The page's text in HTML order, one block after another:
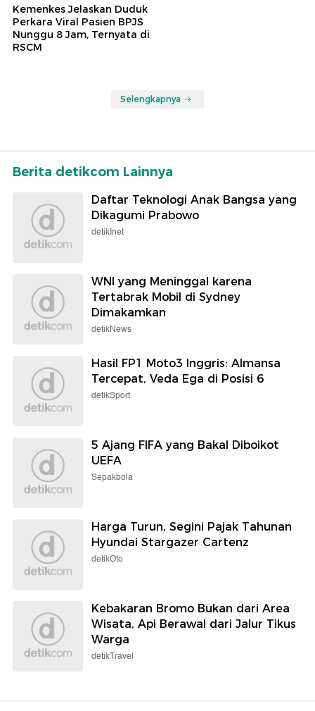
Kemenkes Jelaskan Duduk
Perkara Viral Pasien BPJS
Nunggu 8 Jam, Ternyata di
RSCM
Selengkapnya
Berita detikcom Lainnya
Daftar Teknologi Anak Bangsa yang
Dikagumi Prabowo
detikInet
WNI yang Meninggal karena
Tertabrak Mobil di Sydney
Dimakamkan
detikNews
Hasil FP1 Moto3 Inggris: Almansa
Tercepat, Veda Ega di Posisi 6
detikSport
5 Ajang FIFA yang Bakal Diboikot
UEFA
Sepakbola
Harga Turun, Segini Pajak Tahunan
Hyundai Stargazer Cartenz
detikOto
Kebakaran Bromo Bukan dari Area
Wisata, Api Berawal dari Jalur Tikus
Warga
detikTravel